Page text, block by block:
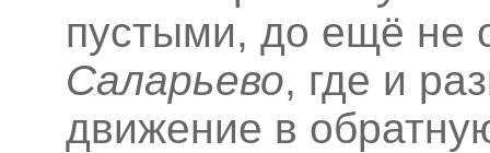
пустыми, до ещё не
Саларьево, где и
движение в